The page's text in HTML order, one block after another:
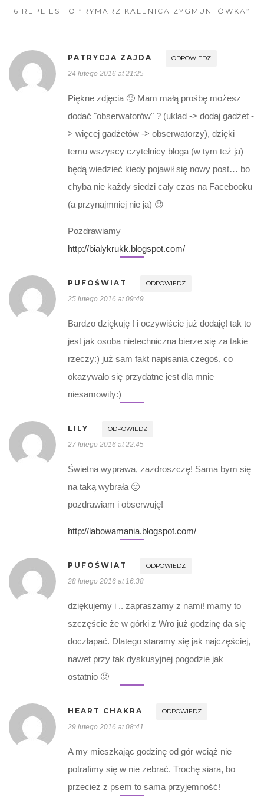
6 REPLIES TO “RYMARZ KALENICA ZYGMUNTÓWKA”
PATRYCJA ZAJDA ODPOWIEDZ
24 lutego 2016 at 21:25
Piękne zdjęcia 🙂 Mam małą prośbę możesz
dodać "obserwatorów" ? (układ -> dodaj gadżet -
> więcej gadżetów -> obserwatorzy), dzięki
temu wszyscy czytelnicy bloga (w tym też ja)
będą wiedzieć kiedy pojawił się nowy post… bo
chyba nie każdy siedzi cały czas na Facebooku
(a przynajmniej nie ja) 😉
Pozdrawiamy
http://bialykrukk.blogspot.com/
PUFOŚWIAT ODPOWIEDZ
25 lutego 2016 at 09:49
Bardzo dziękuję ! i oczywiście już dodaję! tak to
jest jak osoba nietechniczna bierze się za takie
rzeczy:) już sam fakt napisania czegoś, co
okazywało się przydatne jest dla mnie
niesamowity:)
LILY ODPOWIEDZ
27 lutego 2016 at 22:45
Świetna wyprawa, zazdroszczę! Sama bym się
na taką wybrała 🙂
pozdrawiam i obserwuję!
http://labowamania.blogspot.com/
PUFOŚWIAT ODPOWIEDZ
28 lutego 2016 at 16:38
dziękujemy i .. zapraszamy z nami! mamy to
szczęście że w górki z Wro już godzinę da się
doczłapać. Dlatego staramy się jak najczęściej,
nawet przy tak dyskusyjnej pogodzie jak
ostatnio 🙂
HEART CHAKRA ODPOWIEDZ
29 lutego 2016 at 08:41
A my mieszkając godzinę od gór wciąż nie
potrafimy się w nie zebrać. Trochę siara, bo
przecież z psem to sama przyjemność!